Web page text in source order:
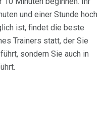
und einer Stunde hoch
ist, findet die beste
Trainers statt, der Sie
sondern Sie auch in